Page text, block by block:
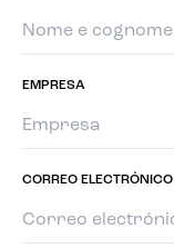
EMPRESA
CORREO ELECTRÓNICO